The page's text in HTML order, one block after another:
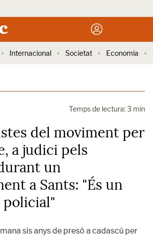
Internacional Societat Economia
Temps de lectura: 3 min
del moviment per
a judici pels
un
a Sants: "És un
sis anys de presó a cadascú per